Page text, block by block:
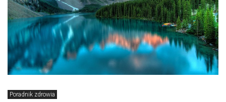
Poradnik zdrowia